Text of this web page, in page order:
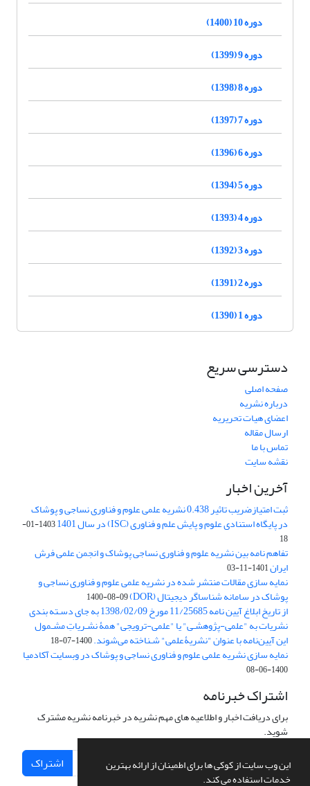
این وب سایت از کوکی ها برای اطمینان از ارائه بهترین
خدمات استفاده می کند.
دوره 10 (1400)
دوره 9 (1399)
دوره 8 (1398)
دوره 7 (1397)
دوره 6 (1396)
دوره 5 (1394)
دوره 4 (1393)
دوره 3 (1392)
دوره 2 (1391)
دوره 1 (1390)
دسترسی سریع
صفحه اصلی
درباره نشریه
اعضای هیات تحریریه
ارسال مقاله
تماس با ما
نقشه سایت
آخرین اخبار
ثبت امتیازضریب تاثیر 0.438 نشریه علمی علوم و فناوری نساجی و پوشاک
در پایگاه استنادی علوم و پایش علم و فناوری (ISC) در سال 1401
1403-01-
18
تفاهم نامه بین نشریه علوم و فناوری نساجی پوشاک و انجمن علمی فرش
ایران1401-11-03
نمایه سازی مقالات منتشر شده در نشریه علمی علوم و فناوری نساجی و
پوشاک در سامانه شناساگر دیجیتال (DOR) 1400-08-09
از تاریخ ابلاغ آیین نامه 11/25685 مورخ 1398/02/09 به جای دسـته بندی
نشریات به "علمی-پژوهشـی" یا "علمی-ترویجی" همۀ نشـریاتِ مشـمول
این آیین‌نامه با عنوان "نشریۀعلمی" شـناخته می‌شوند.1400-07-18
نمایه سازی نشریه علمی علوم و فناوری نساجی و پوشاک در وبسایت آکادمیا
1400-06-08
اشتراک خبرنامه
برای دریافت اخبار و اطلاعیه های مهم نشریه در خبرنامه نشریه مشترک
شوید.
اشتراک